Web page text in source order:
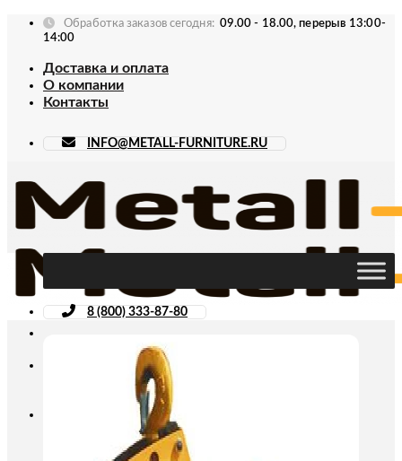
Skip
Обработка заказов сегодня: 09.00 - 18.00, перерыв 13:00-
14:00
Доставка и оплата
О компании
Контакты
INFO@METALL-FURNITURE.RU
8 (800) 333-87-80